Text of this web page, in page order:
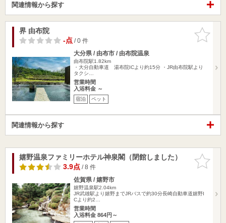
関連情報から探す
お気に入
りに追加
界 由布院
-点/ 0 件
大分県 / 由布市 / 由布院温泉
由布院駅1.82km
・大分自動車道 湯布院ICより約15分 ・JR由布院駅より
タクシ…
営業時間
入浴料金 ～
宿泊 ペット
関連情報から探す
お気に入
りに追加
嬉野温泉ファミリーホテル神泉閣（閉館しました）
3.9点/ 8 件
佐賀県 / 嬉野市
嬉野温泉駅2.04km
JR武雄駅より嬉野までJRバスで約30分長崎自動車道嬉野I
Cより約2…
営業時間
入浴料金 864円～